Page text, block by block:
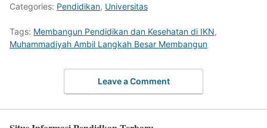
Categories: Pendidikan, Universitas
Tags: Membangun Pendidikan dan Kesehatan di IKN,
Muhammadiyah Ambil Langkah Besar Membangun
Leave a Comment